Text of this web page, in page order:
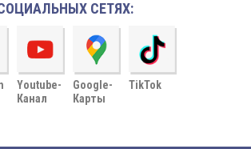
СОЦИАЛЬНЫХ СЕТЯХ:
Youtube-
Канал
Google-
Карты
TikTok